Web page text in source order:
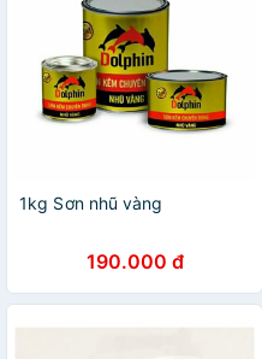
1kg Sơn nhũ vàng
190.000 đ